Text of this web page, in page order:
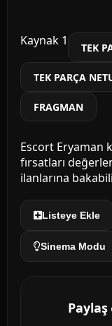
Kaynak 1 TEK
TEK PARÇA
FRAGMAN
Escort Eryaman
fırsatları
ilanlarına
Listeye Ekle
Sinema Modu
Paylaş